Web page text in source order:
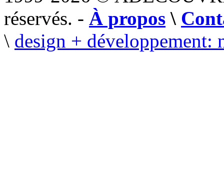
réservés. - À propos \
\ design + développement: